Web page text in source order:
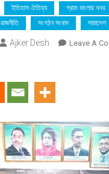
ইতিহাস ঐতিহ্য গ্রাম বাংলার খবর
রাজনীতি সংগঠন সংবাদ সারাদেশ
Ajker Desh Leave A